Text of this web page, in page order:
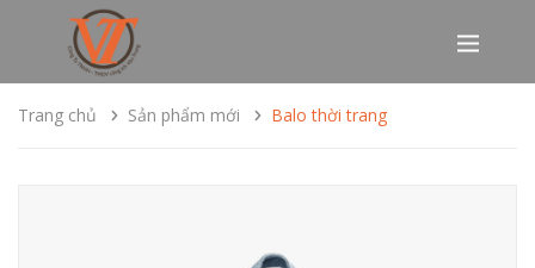
Trang chủ Sản phẩm mới Balo thời trang